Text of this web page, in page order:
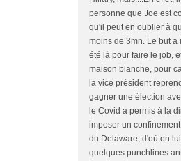
personne que Joe est
qu'il peut en oublier à
moins de 3mn. Le but
été là pour faire le job,
maison blanche, pour
la vice président
gagner une élection
le Covid a permis à la
imposer un
du Delaware, d'où on
quelques punchlines